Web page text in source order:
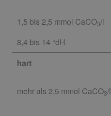
1,5 bis 2,5 mmol CaCO3/l
8,4 bis 14 °dH
hart
mehr als 2,5 mmol CaCO3/l